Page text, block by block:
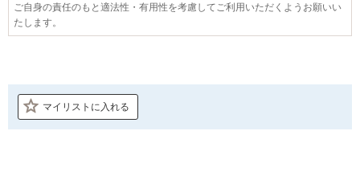
ご自身の責任のもと適法性・有用性を考慮してご利用いただくようお願いい
たします。
マイリストに入れる